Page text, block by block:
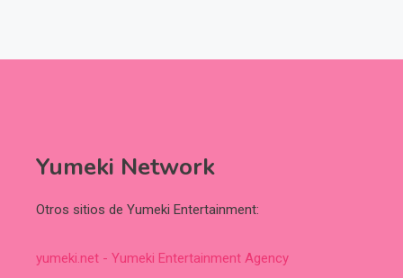
Yumeki Network
Otros sitios de Yumeki Entertainment:
yumeki.net - Yumeki Entertainment Agency